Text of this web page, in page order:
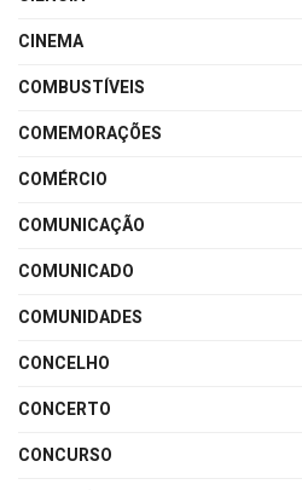
CINEMA
COMBUSTÍVEIS
COMEMORAÇÕES
COMÉRCIO
COMUNICAÇÃO
COMUNICADO
COMUNIDADES
CONCELHO
CONCERTO
CONCURSO